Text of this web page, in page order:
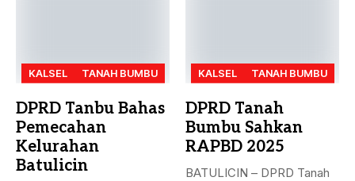
KALSEL TANAH BUMBU
DPRD Tanbu Bahas
Pemecahan
Kelurahan
Batulicin
KALSEL TANAH BUMBU
DPRD Tanah
Bumbu Sahkan
RAPBD 2025
BATULICIN – DPRD Tanah